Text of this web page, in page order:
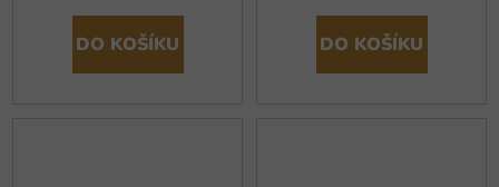
DO KOŠÍKU DO KOŠÍKU